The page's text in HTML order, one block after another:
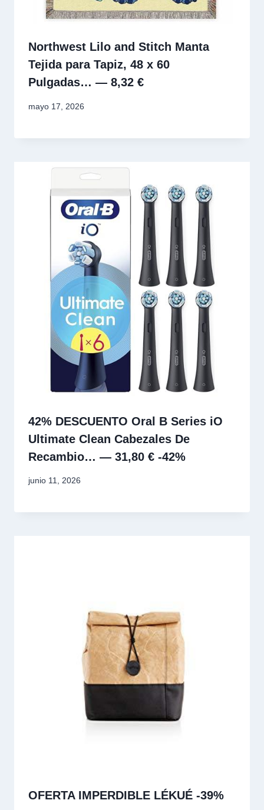
Northwest Lilo and Stitch Manta
Tejida para Tapiz, 48 x 60
Pulgadas… — 8,32 €
mayo 17, 2026
42% DESCUENTO Oral B Series iO
Ultimate Clean Cabezales De
Recambio… — 31,80 € -42%
junio 11, 2026
OFERTA IMPERDIBLE LÉKUÉ -39%